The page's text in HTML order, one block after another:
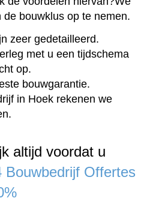
bouwklus op te nemen.
zeer gedetailleerd.
met u een tijdschema
op.
bouwgarantie.
in Hoek rekenen we
altijd voordat u
Bouwbedrijf Offertes